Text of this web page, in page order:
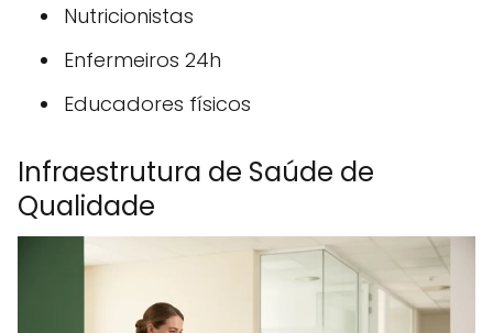
Nutricionistas
Enfermeiros 24h
Educadores físicos
Infraestrutura de Saúde de
Qualidade